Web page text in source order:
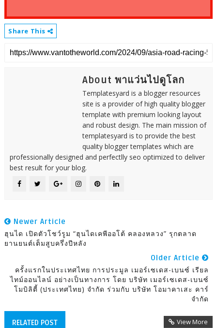
Share This
About พาแว่นไปดูโลก
Templatesyard is a blogger resources
site is a provider of high quality blogger
template with premium looking layout
and robust design. The main mission of
templatesyard is to provide the best
quality blogger templates which are
professionally designed and perfectlly seo optimized to deliver
best result for your blog.
Newer Article
ฮุนได เปิดตัวโชว์รูม “ฮุนไดเคพีออโต้ คลองหลวง” รุกตลาด
ยานยนต์เต็มสูบครึ่งปีหลัง
Older Article
ครั้งแรกในประเทศไทย การประมูล เมอร์เซเดส-เบนซ์ เรียล
ไทม์ออนไลน์ อย่างเป็นทางการ โดย บริษัท เมอร์เซเดส-เบนซ์
โมบิลิตี้ (ประเทศไทย) จำกัด ร่วมกับ บริษัท โอมาคาเสะ คาร์
จำกัด
RELATED POST View More